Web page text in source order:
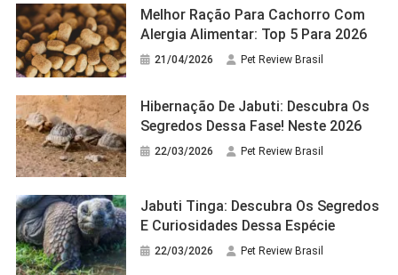
Melhor Ração Para Cachorro Com
Alergia Alimentar: Top 5 Para 2026
21/04/2026 Pet Review Brasil
Hibernação De Jabuti: Descubra Os
Segredos Dessa Fase! Neste 2026
22/03/2026 Pet Review Brasil
Jabuti Tinga: Descubra Os Segredos
E Curiosidades Dessa Espécie
22/03/2026 Pet Review Brasil